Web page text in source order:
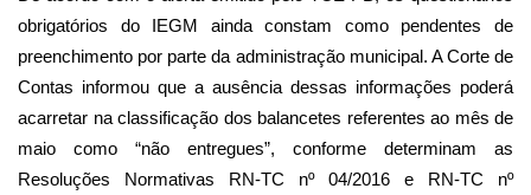
obrigatórios do IEGM ainda constam como pendentes de
preenchimento por parte da administração municipal. A Corte de
Contas informou que a ausência dessas informações poderá
acarretar na classificação dos balancetes referentes ao mês de
maio como “não entregues”, conforme determinam as
Resoluções Normativas RN-TC nº 04/2016 e RN-TC nº